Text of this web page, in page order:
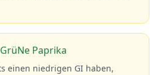
Paprika
einen niedrigen GI haben,